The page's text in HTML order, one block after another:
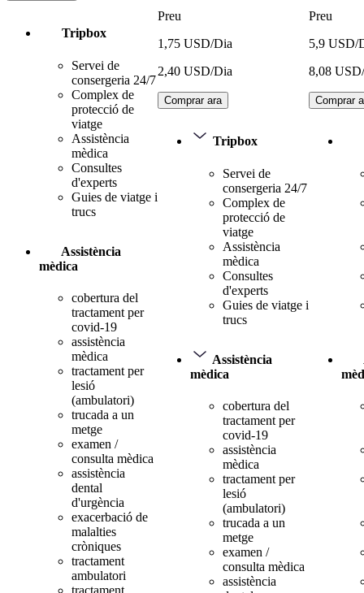
Tripbox
Servei de
consergeria 24/7
Complex de
protecció de
viatge
Assistència
mèdica
Consultes
d'experts
Guies de viatge i
trucs
Assistència
mèdica
cobertura del
tractament per
covid-19
assistència
mèdica
tractament per
lesió
(ambulatori)
trucada a un
metge
examen /
consulta mèdica
assistència
dental
d'urgència
exacerbació de
malalties
cròniques
tractament
ambulatori
Preu
1,75 USD/Dia
2,40 USD/Dia
Comprar ara
Tripbox
Servei de
consergeria 24/7
Complex de
protecció de
viatge
Assistència
mèdica
Consultes
d'experts
Guies de viatge i
trucs
Assistència
mèdica
cobertura del
tractament per
covid-19
assistència
mèdica
tractament per
lesió
(ambulatori)
trucada a un
metge
examen /
consulta mèdica
assistència
Preu
5,9 USD/
8,08
Comprar